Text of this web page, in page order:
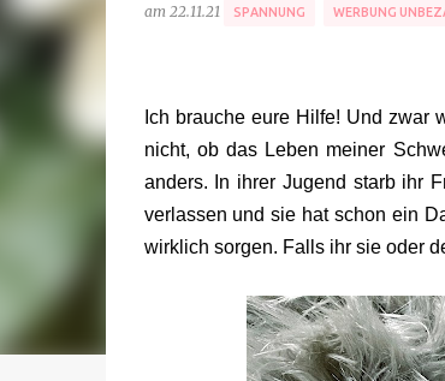
am 22.11.21 SPANNUNG WERBUNG
Ich brauche eure Hilfe! Und zwar
nicht, ob das Leben meiner
anders. In ihrer Jugend starb ihr
verlassen und sie hat schon ein
wirklich sorgen. Falls ihr sie oder